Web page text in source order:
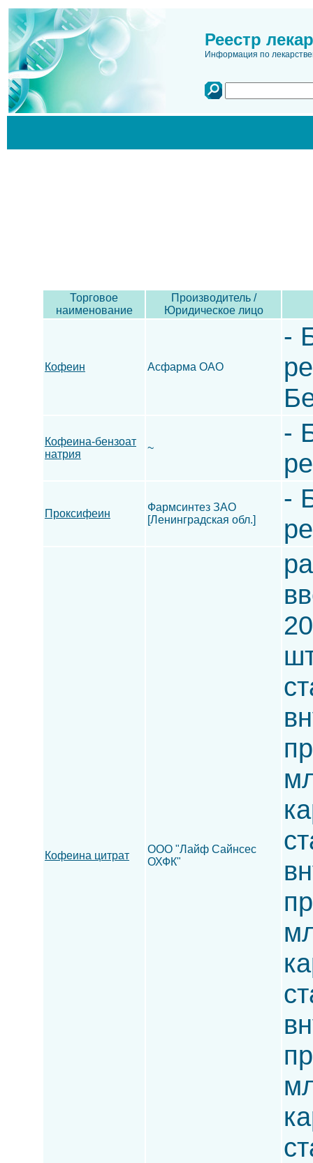
Реестр
Информация по
Торговое
наименование
Производитель /
Юридическое лицо
Кофеин Асфарма ОАО
-
Кофеина-бензоат
натрия
~
-
Проксифеин
Фармсинтез ЗАО
[Ленинградская обл.]
-
Кофеина цитрат
ООО "Лайф Сайнсес
ОХФК"